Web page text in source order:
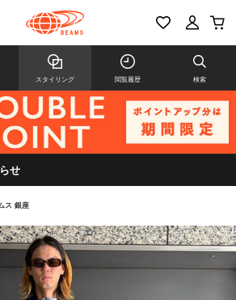
スタイリング 閲覧履歴 検索
せ
ス 銀座